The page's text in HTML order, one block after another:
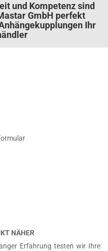
und Kompetenz sind
GmbH perfekt
Ihr
NÄHER
Erfahrung testen wir Ihre